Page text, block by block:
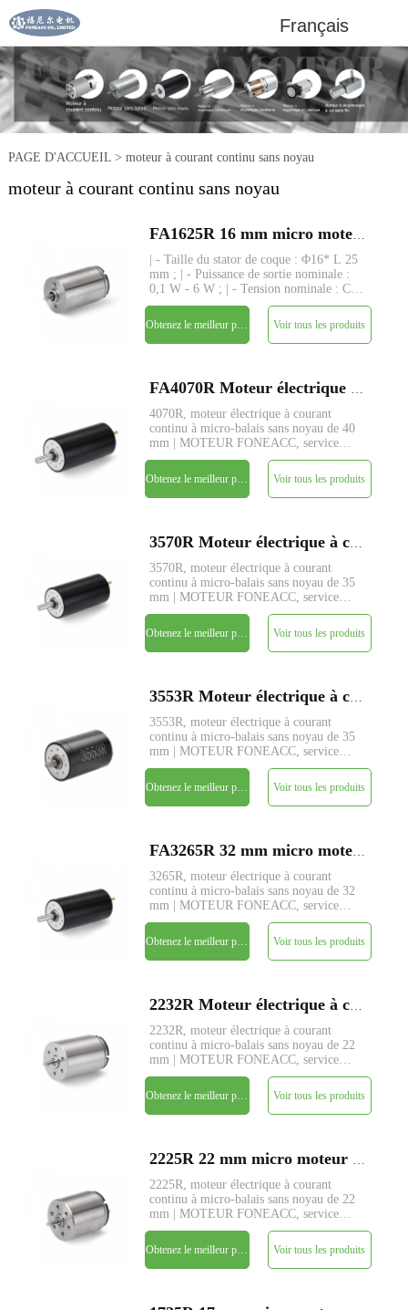
Français
PAGE D'ACCUEIL> moteur à courant continu sans noyau
moteur à courant continu sans noyau
| - Taille du stator de coque : Φ16* L 25
mm ; | - Puissance de sortie nominale :
0,1 W - 6 W ; | - Tension nominale : CC
3 V - 24 V ; | - Couple nominal : jusqu'à
21 gf-cm ; | - Tige : Φ1.5mm, longueur
personnalisée ; | - Structure : enroulement
san
Voir tous les produits
4070R, moteur électrique à courant
continu à micro-balais sans noyau de 40
mm | MOTEUR FONEACC, service
personnalisé de paramètres disponible.
Voir tous les produits
3570R, moteur électrique à courant
continu à micro-balais sans noyau de 35
mm | MOTEUR FONEACC, service
personnalisé de paramètres disponible.
Voir tous les produits
3553R, moteur électrique à courant
continu à micro-balais sans noyau de 35
mm | MOTEUR FONEACC, service
personnalisé de paramètres disponible.
Voir tous les produits
3265R, moteur électrique à courant
continu à micro-balais sans noyau de 32
mm | MOTEUR FONEACC, service
personnalisé de paramètres disponible.
Voir tous les produits
2232R, moteur électrique à courant
continu à micro-balais sans noyau de 22
mm | MOTEUR FONEACC, service
personnalisé de paramètres disponible.
Voir tous les produits
2225R, moteur électrique à courant
continu à micro-balais sans noyau de 22
mm | MOTEUR FONEACC, service
personnalisé de paramètres disponible.
Voir tous les produits